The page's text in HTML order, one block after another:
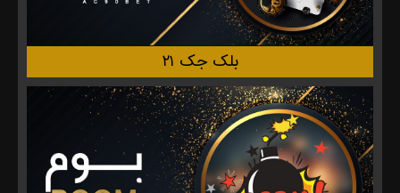
بلک جک ۲۱